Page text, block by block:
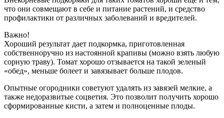
что они совмещают в себе и питание растений, и средство
профилактики от различных заболеваний и вредителей.
Важно!
Хороший результат дает подкормка, приготовленная
собственноручно из настоянной крапивы (можно взять любую
сорную траву). Томат хорошо отзывается на такой зеленый
«обед», меньше болеет и завязывает больше плодов.
Опытные огородники советуют удалять из завязей мелкие, а
также недоразвитые соцветия. Это позволит получить хорошо
сформированные кисти, а затем и полноценные плоды.